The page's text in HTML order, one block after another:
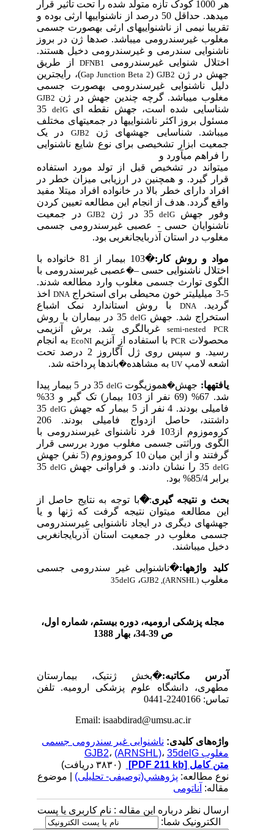
هر 1000 کودک تازه متولد شده را تحت تاثیر قرار
می­دهد. حداقل 50 درصد از ناشنوایی­ها ارثی بوده و
تقریبا نیمی از ناشنوایی­های ارثی به­صورت جسمی
مغلوب غیرسندرومی می­باشد. صدها ژن در بروز
ناشنوایی سندرمی و غیرسندرومی دخیل هستند.
اختلال شنوایی غیرسندرومیDFNB1از طریق
جهش در ژنGJB2
(
Gap Junction Beta 2)، رایج­ترین
دلیل ناشنوایی غیرسندرومی به­صورت جسمی
مغلوب می­باشد. گرچه چندین جهش در ژنGJB2
شناسایی شده است، جهش نقطه ایdelG
35
مسئول بروز اکثر ناشنوایی­ها در جمعیت­های مختلف
می­باشد. شناسایی جهش­های ژن GJB2در یک
جمعیت ابزار تشخیصی برای نوع شایع ناشنوایی
را فراهم می­آورد و
می­تواند در تشخیص قبل از تولد مورد استفاده
قرار گیرد. و هم­چنین در ارزیابی میزان خطر در
افراد دارای خطر بالا در خانواده افراد میتلا مفید
واقع گردد. هدف از انجام این مطالعه تعیین کردن
وفور جهشdelG 35 در ژن GJB2در جمعیت
ناشنوایان حسی - عصبی غیرسندرومی جسمی
مغلوب در استان آذربایجان­غربی بود.
مواد و روش کار:�
103 بیمار از 81 خانواده با
اختلال ناشنوایی حسی – �عصبی غیرسندرومی با
الگوی توارث جسمی مغلوب وارد مطالعه شدند.
DNAاخذ
گردید.
DNAبا روش استاندارد نمک اشباع
استخراج شد. جهش delG 35 در بیماران با روش
semi-nested PCRغربالگری شد. برش آنزیمی
محصولاتPCRبا استفاده از آنزیمEcoNIبه انجام
رسید. و سپس روی ژل آگاروز 2 درصد تحت
اشعه لامپUVبه مشاهده�باندها پرداخته شد.
یافته­ها:جهش�هموزیگوتdelG
35 در 5 بیمار پیدا
شد. 67% (69 نفر از 103 بیمار) تک گیر و 33%
فامیلی بودند. 4 نفر از 5 بیمار که جهش
delG
35
داشتند، حاصل ازدواج فامیلی بودند. 206
کروموزوم از103 فرد ناشنوای غیرسندرومی با
الگوی وراثتی جسمی مغلوب مورد بررسی قرار
گرفتند و از این میان 10 کروموزوم (5 نفر) جهش
delG 35 را نشان دادند. و فراوانی جهش delG
35
برابر 85/4% بود.
بحث و نتیجه گیری:
�با توجه به نتایج حاصل از
این مطالعه می­توان نتیجه گرفت که ژن­ها و یا
جهش­های دیگری در ایجاد ناشنوایی غیرسندرومی
جسمی مغلوب در جمعیت استان آذربایجان­غربی
دخیل می­باشند.
کلید واژه­ها:�ناشنوایی غیر سندرومی جسمی
مغلوبGJB2 ,(ARNSHL)،35delG
مجله پزشکی ارومیه، دوره بیستم، شماره‌ اول،
ص 39-34، بهار 1388
آدرس مکاتبه:�بخش ژنتیک، بیمارستان
مطهری، دانشگاه علوم پزشکی ارومیه. تلفن
تماس: 2240166-0441
Email: isaabdirad@umsu.ac.ir
واژه‌های کلیدی:ناشنوایی غیر سندرومی جسمی
مغلوب GJB2
،(ARNSHL)،35delG
متن کامل[PDF 211 kb]
نوع مطالعه:پژوهشي(توصیفی- تحلیلی) | موضوع
مقاله:آناتومی
ارسال نظر درباره این مقاله : نام کاربری یا پست
الکترونیک شما: